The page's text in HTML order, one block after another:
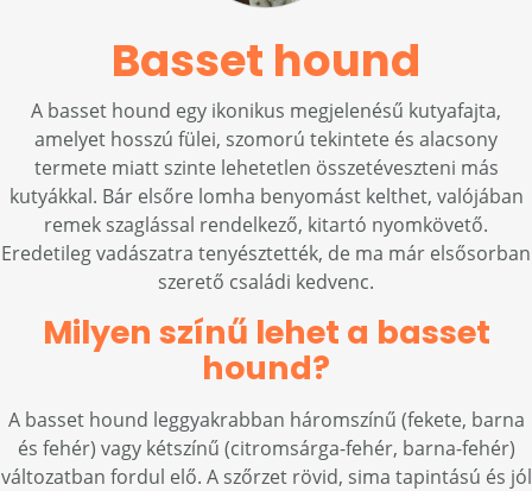
Basset hound
A basset hound egy ikonikus megjelenésű kutyafajta,
amelyet hosszú fülei, szomorú tekintete és alacsony
termete miatt szinte lehetetlen összetéveszteni más
kutyákkal. Bár elsőre lomha benyomást kelthet, valójában
remek szaglással rendelkező, kitartó nyomkövető.
Eredetileg vadászatra tenyésztették, de ma már elsősorban
szerető családi kedvenc.
Milyen színű lehet a basset
hound?
A basset hound leggyakrabban háromszínű (fekete, barna
és fehér) vagy kétszínű (citromsárga-fehér, barna-fehér)
változatban fordul elő. A szőrzet rövid, sima tapintású és jól